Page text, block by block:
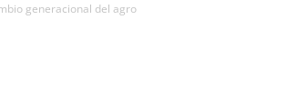
generacional del agro